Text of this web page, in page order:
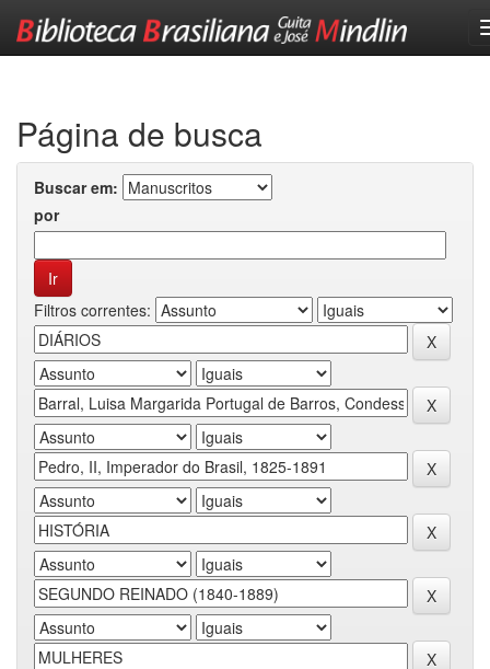
Página de busca
Buscar em:
por
Filtros correntes: